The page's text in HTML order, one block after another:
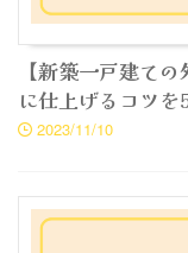
【新築一戸建て
に仕上げるコツを
2023/11/10